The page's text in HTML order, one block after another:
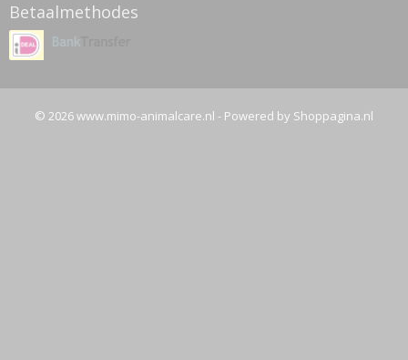
Betaalmethodes
© 2026 www.mimo-animalcare.nl - Powered by Shoppagina.nl